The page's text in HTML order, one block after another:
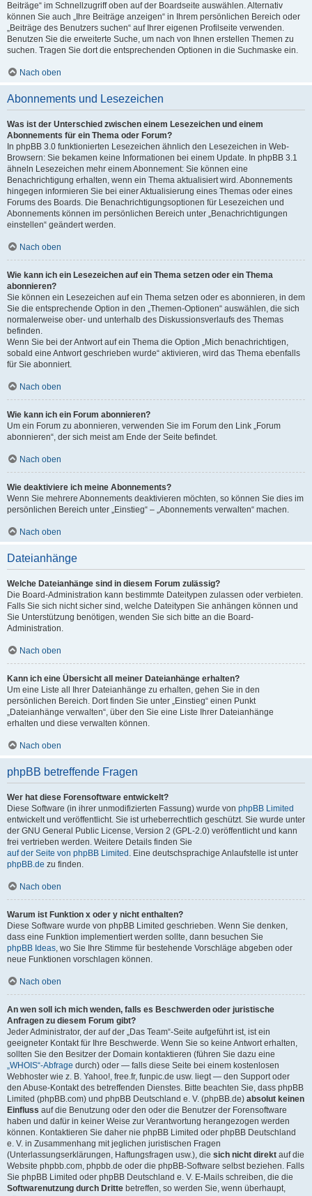
Beiträge“ im Schnellzugriff oben auf der Boardseite auswählen. Alternativ
können Sie auch „Ihre Beiträge anzeigen“ in Ihrem persönlichen Bereich oder
„Beiträge des Benutzers suchen“ auf Ihrer eigenen Profilseite verwenden.
Benutzen Sie die erweiterte Suche, um nach von Ihnen erstellen Themen zu
suchen. Tragen Sie dort die entsprechenden Optionen in die Suchmaske ein.
Nach oben
Abonnements und Lesezeichen
Was ist der Unterschied zwischen einem Lesezeichen und einem
Abonnements für ein Thema oder Forum?
In phpBB 3.0 funktionierten Lesezeichen ähnlich den Lesezeichen in Web-
Browsern: Sie bekamen keine Informationen bei einem Update. In phpBB 3.1
ähneln Lesezeichen mehr einem Abonnement: Sie können eine
Benachrichtigung erhalten, wenn ein Thema aktualisiert wird. Abonnements
hingegen informieren Sie bei einer Aktualisierung eines Themas oder eines
Forums des Boards. Die Benachrichtigungsoptionen für Lesezeichen und
Abonnements können im persönlichen Bereich unter „Benachrichtigungen
einstellen“ geändert werden.
Nach oben
Wie kann ich ein Lesezeichen auf ein Thema setzen oder ein Thema
abonnieren?
Sie können ein Lesezeichen auf ein Thema setzen oder es abonnieren, in dem
Sie die entsprechende Option in den „Themen-Optionen“ auswählen, die sich
normalerweise ober- und unterhalb des Diskussionsverlaufs des Themas
befinden.
Wenn Sie bei der Antwort auf ein Thema die Option „Mich benachrichtigen,
sobald eine Antwort geschrieben wurde“ aktivieren, wird das Thema ebenfalls
für Sie abonniert.
Nach oben
Wie kann ich ein Forum abonnieren?
Um ein Forum zu abonnieren, verwenden Sie im Forum den Link „Forum
abonnieren“, der sich meist am Ende der Seite befindet.
Nach oben
Wie deaktiviere ich meine Abonnements?
Wenn Sie mehrere Abonnements deaktivieren möchten, so können Sie dies im
persönlichen Bereich unter „Einstieg“ – „Abonnements verwalten“ machen.
Nach oben
Dateianhänge
Welche Dateianhänge sind in diesem Forum zulässig?
Die Board-Administration kann bestimmte Dateitypen zulassen oder verbieten.
Falls Sie sich nicht sicher sind, welche Dateitypen Sie anhängen können und
Sie Unterstützung benötigen, wenden Sie sich bitte an die Board-
Administration.
Nach oben
Kann ich eine Übersicht all meiner Dateianhänge erhalten?
Um eine Liste all Ihrer Dateianhänge zu erhalten, gehen Sie in den
persönlichen Bereich. Dort finden Sie unter „Einstieg“ einen Punkt
„Dateianhänge verwalten“, über den Sie eine Liste Ihrer Dateianhänge
erhalten und diese verwalten können.
Nach oben
phpBB betreffende Fragen
Wer hat diese Forensoftware entwickelt?
Diese Software (in ihrer unmodifizierten Fassung) wurde von phpBB Limited
entwickelt und veröffentlicht. Sie ist urheberrechtlich geschützt. Sie wurde unter
der GNU General Public License, Version 2 (GPL-2.0) veröffentlicht und kann
frei vertrieben werden. Weitere Details finden Sie
auf der Seite von phpBB Limited . Eine deutschsprachige Anlaufstelle ist unter
phpBB.de zu finden.
Nach oben
Warum ist Funktion x oder y nicht enthalten?
Diese Software wurde von phpBB Limited geschrieben. Wenn Sie denken,
dass eine Funktion implementiert werden sollte, dann besuchen Sie
phpBB Ideas, wo Sie Ihre Stimme für bestehende Vorschläge abgeben oder
neue Funktionen vorschlagen können.
Nach oben
An wen soll ich mich wenden, falls es Beschwerden oder juristische
Anfragen zu diesem Forum gibt?
Jeder Administrator, der auf der „Das Team“-Seite aufgeführt ist, ist ein
geeigneter Kontakt für Ihre Beschwerde. Wenn Sie so keine Antwort erhalten,
sollten Sie den Besitzer der Domain kontaktieren (führen Sie dazu eine
„WHOIS“-Abfrage durch) oder — falls diese Seite bei einem kostenlosen
Webhoster wie z. B. Yahoo!, free.fr, funpic.de usw. liegt — den Support oder
den Abuse-Kontakt des betreffenden Dienstes. Bitte beachten Sie, dass phpBB
Limited (phpBB.com) und phpBB Deutschland e. V. (phpBB.de) absolut keinen
Einfluss auf die Benutzung oder den oder die Benutzer der Forensoftware
haben und dafür in keiner Weise zur Verantwortung herangezogen werden
können. Kontaktieren Sie daher nie phpBB Limited oder phpBB Deutschland
e. V. in Zusammenhang mit jeglichen juristischen Fragen
(Unterlassungserklärungen, Haftungsfragen usw.), die sich nicht direkt auf die
Website phpbb.com, phpbb.de oder die phpBB-Software selbst beziehen. Falls
Sie phpBB Limited oder phpBB Deutschland e. V. E-Mails schreiben, die die
Softwarenutzung durch Dritte betreffen, so werden Sie, wenn überhaupt,